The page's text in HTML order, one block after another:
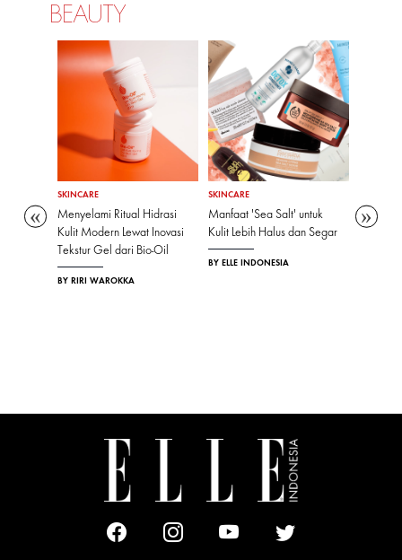
BEAUTY
untuk
SKINCARE
Menyelami Ritual Hidrasi
Kulit Modern Lewat Inovasi
Tekstur Gel dari Bio-Oil
BY RIRI WAROKKA
SKINCARE
Manfaat 'Sea Salt' untuk
Kulit Lebih Halus dan Segar
BY ELLE INDONESIA
Lewat